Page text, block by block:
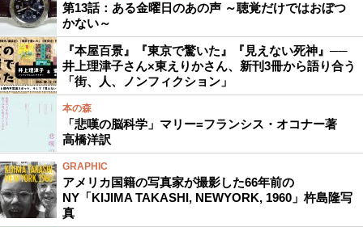
第13話：ある金曜日のあの声 ～聴覚だけではおぼつ
かない～
『本屋百景』『東京で驚いた』『見えない死神』──
井上理津子さん×東えりかさん、新刊3冊から語り合う
「街、人、ノンフィクション」
本の森
「悲嘆の脳科学」マリー=フランシス・オコナー著
高橋洋訳
GRAPHIC
アメリカ国籍の写真家が撮影した66年前の
NY「KIJIMA TAKASHI, NEWYORK, 1960」杵島隆写
真